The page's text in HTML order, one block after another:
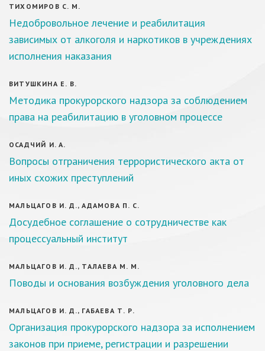
ТИХОМИРОВ С. М.
Недобровольное лечение и реабилитация
зависимых от алкоголя и наркотиков в учреждениях
исполнения наказания
ВИТУШКИНА Е. В.
Методика прокурорского надзора за соблюдением
права на реабилитацию в уголовном процессе
ОСАДЧИЙ И. А.
Вопросы отграничения террористического акта от
иных схожих преступлений
МАЛЬЦАГОВ И. Д., АДАМОВА П. С.
Досудебное соглашение о сотрудничестве как
процессуальный институт
МАЛЬЦАГОВ И. Д., ТАЛАЕВА М. М.
Поводы и основания возбуждения уголовного дела
МАЛЬЦАГОВ И. Д., ГАБАЕВА Т. Р.
Организация прокурорского надзора за исполнением
законов при приеме, регистрации и разрешении